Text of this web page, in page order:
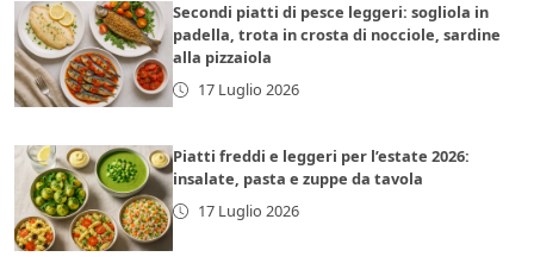
Secondi piatti di pesce leggeri: sogliola in
padella, trota in crosta di nocciole, sardine
alla pizzaiola
17 Luglio 2026
Piatti freddi e leggeri per l’estate 2026:
insalate, pasta e zuppe da tavola
17 Luglio 2026